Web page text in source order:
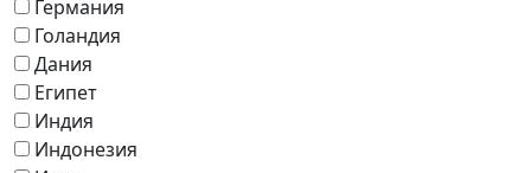
Германия
Голандия
Дания
Египет
Индия
Индонезия